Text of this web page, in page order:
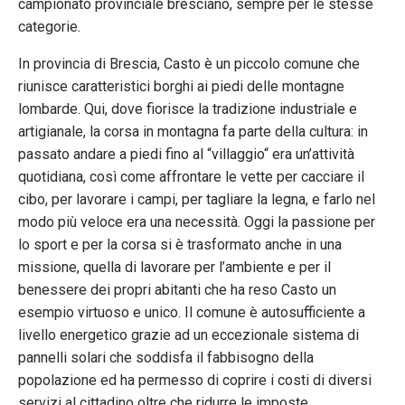
campionato provinciale bresciano, sempre per le stesse
categorie.
In provincia di Brescia, Casto è un piccolo comune che
riunisce caratteristici borghi ai piedi delle montagne
lombarde. Qui, dove fiorisce la tradizione industriale e
artigianale, la corsa in montagna fa parte della cultura: in
passato andare a piedi fino al “villaggio“ era un’attività
quotidiana, così come affrontare le vette per cacciare il
cibo, per lavorare i campi, per tagliare la legna, e farlo nel
modo più veloce era una necessità. Oggi la passione per
lo sport e per la corsa si è trasformato anche in una
missione, quella di lavorare per l’ambiente e per il
benessere dei propri abitanti che ha reso Casto un
esempio virtuoso e unico. Il comune è autosufficiente a
livello energetico grazie ad un eccezionale sistema di
pannelli solari che soddisfa il fabbisogno della
popolazione ed ha permesso di coprire i costi di diversi